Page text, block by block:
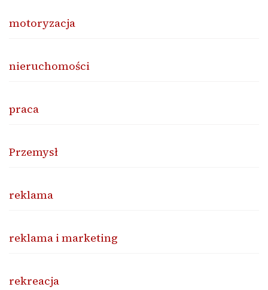
motoryzacja
nieruchomości
praca
Przemysł
reklama
reklama i marketing
rekreacja